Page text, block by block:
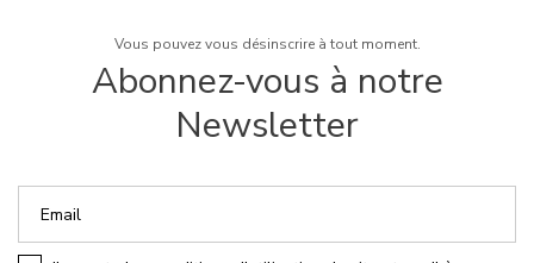
Vous pouvez vous désinscrire à tout moment.
Abonnez-vous à notre
Newsletter